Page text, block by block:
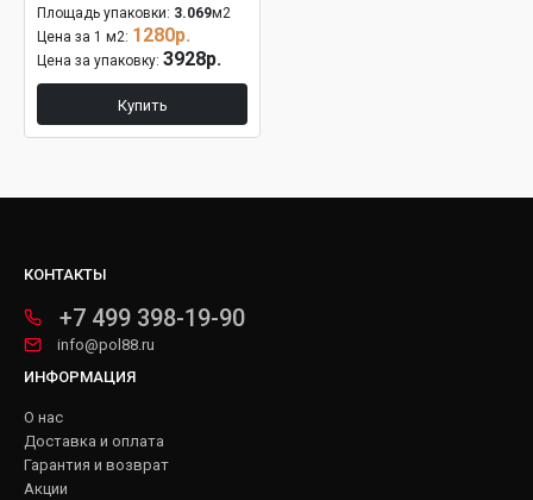
Площадь упаковки: 3.069м2
Цена за 1 м2: 1280р.
Цена за упаковку: 3928р.
Купить
КОНТАКТЫ
+7 499 398-19-90
info@pol88.ru
ИНФОРМАЦИЯ
О нас
Доставка и оплата
Гарантия и возврат
Акции